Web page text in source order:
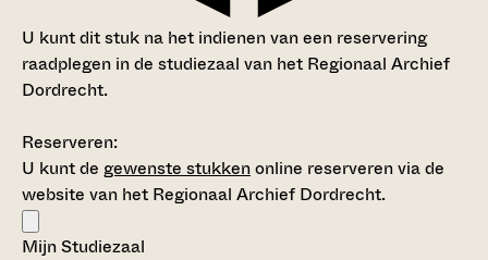
U kunt dit stuk na het indienen van een reservering
raadplegen in de studiezaal van het Regionaal Archief
Dordrecht.
Reserveren:
U kunt de gewenste stukkenonline reserveren via de
website van het Regionaal Archief Dordrecht.
Mijn Studiezaal